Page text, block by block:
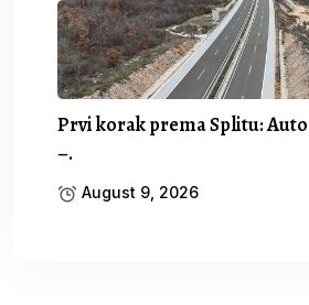
Prvi korak prema Splitu:
–.
August 9, 2026